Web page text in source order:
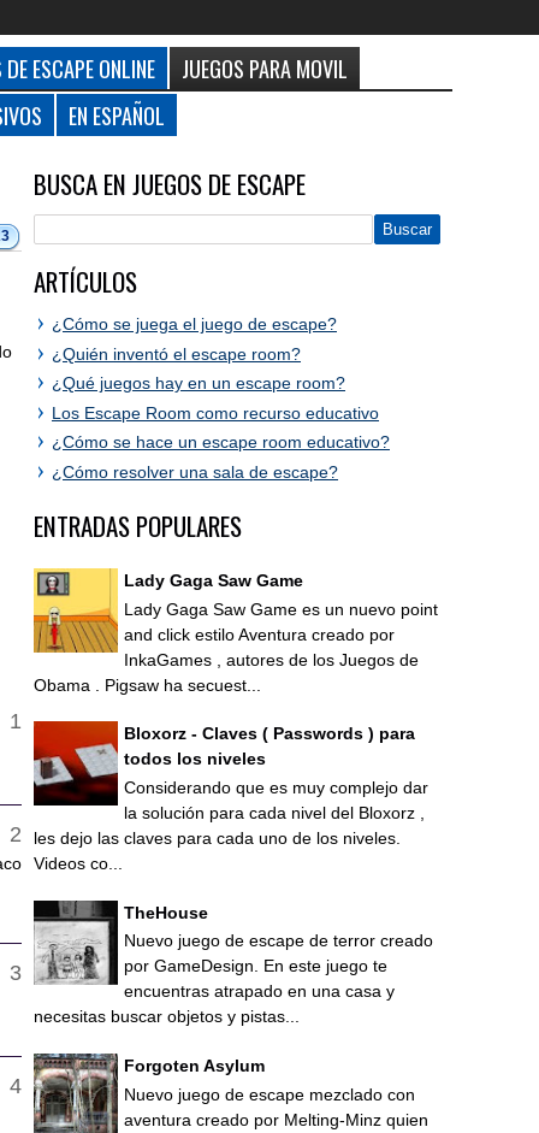
ESCAPE ONLINE
JUEGOS PARA MOVIL
EN ESPAÑOL
BUSCA EN JUEGOS DE ESCAPE
ARTÍCULOS
¿Cómo se juega el juego de escape?
¿Quién inventó el escape room?
¿Qué juegos hay en un escape room?
Los Escape Room como recurso educativo
¿Cómo se hace un escape room educativo?
¿Cómo resolver una sala de escape?
ENTRADAS POPULARES
Lady Gaga Saw Game
Lady Gaga Saw Game es un nuevo point
and click estilo Aventura creado por
InkaGames , autores de los Juegos de
Obama . Pigsaw ha secuest...
Bloxorz - Claves ( Passwords ) para
todos los niveles
Considerando que es muy complejo dar
la solución para cada nivel del Bloxorz ,
les dejo las claves para cada uno de los niveles.
Videos co...
TheHouse
Nuevo juego de escape de terror creado
por GameDesign. En este juego te
encuentras atrapado en una casa y
necesitas buscar objetos y pistas...
Forgoten Asylum
Nuevo juego de escape mezclado con
aventura creado por Melting-Minz quien